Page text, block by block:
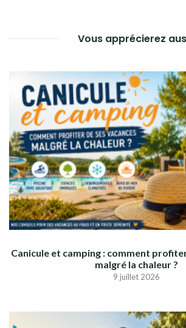
Vous apprécierez
Canicule et camping : comment
malgré la chaleur ?
9 juillet 2026